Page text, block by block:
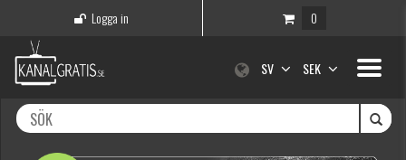
Logga in 0
Toggle
SV SEK